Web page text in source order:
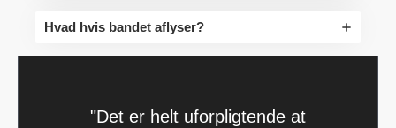
Hvad hvis bandet aflyser?
"Det er helt uforpligtende at